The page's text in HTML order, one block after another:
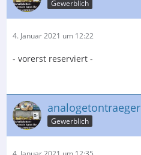
Gewerblich
4. Januar 2021 um 12:22
- vorerst reserviert -
analogetontraeger
Gewerblich